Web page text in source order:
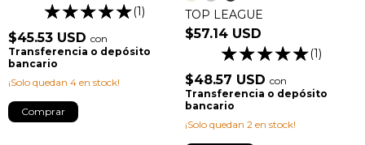
(1)
$45.53 USD con
Transferencia o depósito
bancario
¡Solo quedan 4 en stock!
Comprar
TOP LEAGUE
$57.14 USD
(1)
$48.57 USD con
Transferencia o depósito
bancario
¡Solo quedan 2 en stock!